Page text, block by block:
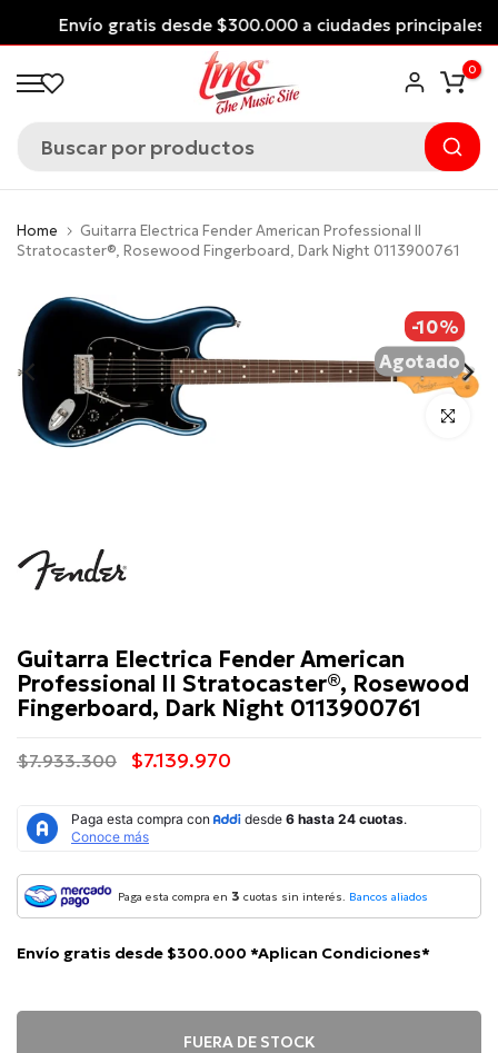
al
contenido
Envío gratis desde $300.000 a ciudades principales
*Aplican Condiciones*
0
Home
Guitarra Electrica Fender American Professional II
Stratocaster®, Rosewood Fingerboard, Dark Night 0113900761
-10%
Agotado
Click para
Guitarra Electrica Fender American
Professional II Stratocaster®, Rosewood
Fingerboard, Dark Night 0113900761
$7.933.300 $7.139.970
Paga esta compra en 3 cuotas sin interés. Bancos aliados
Envío gratis desde $300.000 *Aplican Condiciones*
FUERA DE STOCK